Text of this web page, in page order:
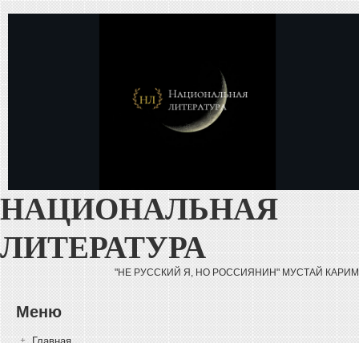
НАЦИОНАЛЬНАЯ
ЛИТЕРАТУРА
"НЕ РУССКИЙ Я, НО РОССИЯНИН" МУСТАЙ КАРИМ
Меню